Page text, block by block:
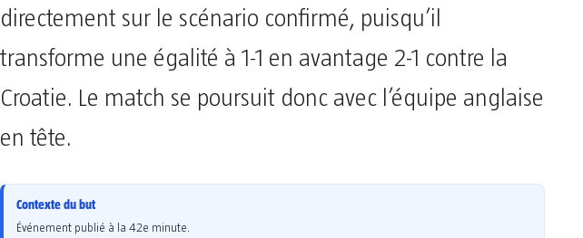
directement sur le scénario confirmé, puisqu’il
transforme une égalité à 1-1 en avantage 2-1 contre la
Croatie. Le match se poursuit donc avec l’équipe anglaise
en tête.
Contexte du but
Événement publié à la 42e minute.